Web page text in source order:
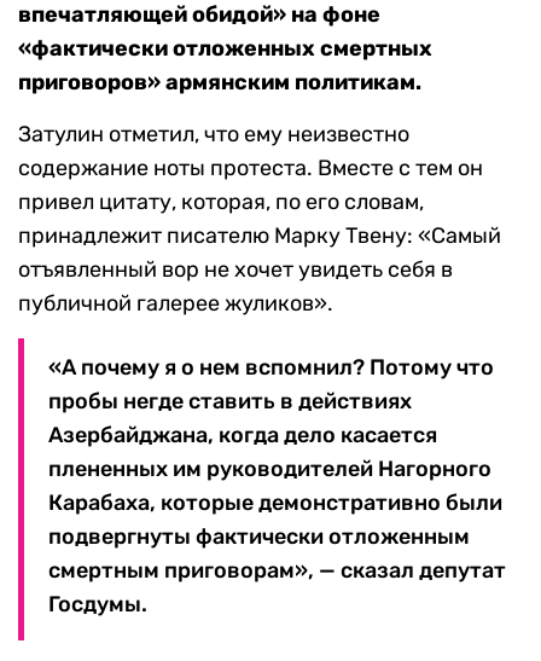
впечатляющей обидой» на фоне
«фактически отложенных смертных
приговоров» армянским политикам.
Затулин отметил, что ему неизвестно
содержание ноты протеста. Вместе с тем он
привел цитату, которая, по его словам,
принадлежит писателю Марку Твену: «Самый
отъявленный вор не хочет увидеть себя в
публичной галерее жуликов».
«А почему я о нем вспомнил? Потому что
пробы негде ставить в действиях
Азербайджана, когда дело касается
плененных им руководителей Нагорного
Карабаха, которые демонстративно были
подвергнуты фактически отложенным
смертным приговорам», — сказал депутат
Госдумы.